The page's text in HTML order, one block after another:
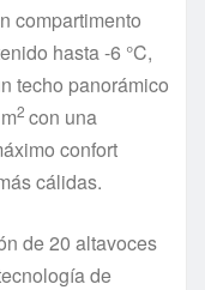
compartimento
hasta -6 °C,
techo panorámico
2 con una
confort
cálidas.
de 20 altavoces
de